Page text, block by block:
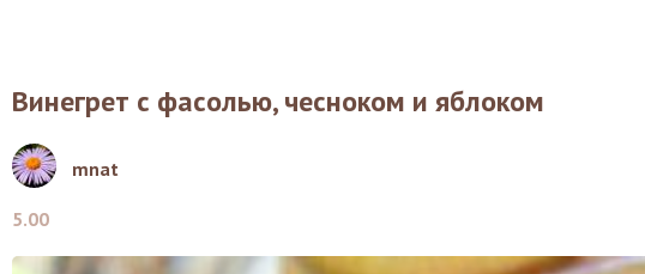
Винегрет с фасолью, чесноком и яблоком
mnat
5.00